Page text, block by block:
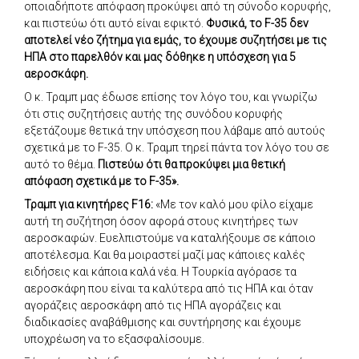
οποιαδήποτε απόφαση προκύψει από τη σύνοδο κορυφής,
και πιστεύω ότι αυτό είναι εφικτό. Φυσικά, το F-35 δεν
αποτελεί νέο ζήτημα για εμάς, το έχουμε συζητήσει με τις
ΗΠΑ στο παρελθόν και μας δόθηκε η υπόσχεση για 5
αεροσκάφη.
Ο κ. Τραμπ μας έδωσε επίσης τον λόγο του, και γνωρίζω
ότι στις συζητήσεις αυτής της συνόδου κορυφής
εξετάζουμε θετικά την υπόσχεση που λάβαμε από αυτούς
σχετικά με το F-35. Ο κ. Τραμπ τηρεί πάντα τον λόγο του σε
αυτό το θέμα. Πιστεύω ότι θα προκύψει μια θετική
απόφαση σχετικά με το F-35».
Τραμπ για κινητήρες F16: «Με τον καλό μου φίλο είχαμε
αυτή τη συζήτηση όσον αφορά στους κινητήρες των
αεροσκαφών. Ευελπιστούμε να καταλήξουμε σε κάποιο
αποτέλεσμα. Και θα μοιραστεί μαζί μας κάποιες καλές
ειδήσεις και κάποια καλά νέα. Η Τουρκία αγόρασε τα
αεροσκάφη που είναι τα καλύτερα από τις ΗΠΑ και όταν
αγοράζεις αεροσκάφη από τις ΗΠΑ αγοράζεις και
διαδικασίες αναβάθμισης και συντήρησης και έχουμε
υποχρέωση να το εξασφαλίσουμε.